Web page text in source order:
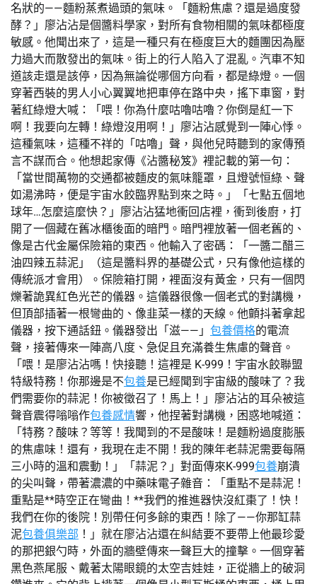
名狀的——麵粉蒸煮過頭的氣味。「麵粉焦慮？還是過度發
酵？」廖沾沾是個醬料學家，對所有食物相關的氣味都極度
敏感。他聞出來了，這是一種只有在極度巨大的麵團因為壓
力過大而散發出的氣味。街上的行人陷入了混亂。汽車不知
道該走還是該停，因為無論從哪個方向看，都是綠燈。一個
穿著西裝的男人小心翼翼地把車停在路中央，搖下車窗，對
著紅綠燈大喊：「喂！你為什麼咕嚕咕嚕？你倒是紅一下
啊！我要向左轉！綠燈沒用啊！」廖沾沾感覺到一陣心悸。
這種氣味，這種不祥的「咕嚕」聲，與他兒時聽到的家傳預
言不謀而合。他想起家傳《沾醬秘笈》裡記載的第一句：
「當世間萬物的交通都被麵皮的氣味籠罩，且燈號恒綠、聲
如湯沸時，便是宇宙水餃臨界點到來之時。」「七點五個地
球年…怎麼這麼快？」廖沾沾猛地衝回店裡，衝到後廚，打
開了一個藏在舊冰櫃後面的暗門。暗門裡放著一個老舊的、
像是古代金屬保險箱的東西。他輸入了密碼：「一醬二醋三
油四辣五蒜泥」（這是醬料界的基礎公式，只有像他這樣的
傳統派才會用）。保險箱打開，裡面沒有黃金，只有一個閃
爍著詭異紅色光芒的儀器。這儀器很像一個老式的對講機，
但頂部插著一根彎曲的、像韭菜一樣的天線。他顫抖著拿起
儀器，按下通話鈕。儀器發出「滋——」 包養價格的電流
聲，接著傳來一陣高八度、急促且充滿養生焦慮的聲音。
「喂！是廖沾沾嗎！快接聽！這裡是 K-999！宇宙水餃聯盟
特級特務！你那邊是不包養是已經聞到宇宙級的酸味了？我
們需要你的蒜泥！你被徵召了！馬上！」廖沾沾的耳朵被這
聲音震得嗡嗡作包養感情響，他捏著對講機，困惑地喊道：
「特務？酸味？等等！我聞到的不是酸味！是麵粉過度膨脹
的焦慮味！還有，我現在走不開！我的陳年老蒜泥需要每隔
三小時的溫和震動！」「蒜泥？」對面傳來K-999包養崩潰
的尖叫聲，帶著濃濃的中藥味電子雜音：「重點不是蒜泥！
重點是**時空正在彎曲！**我們的推進器快沒紅棗了！快！
我們在你的後院！別帶任何多餘的東西！除了——你那缸蒜
泥包養俱樂部 ！」就在廖沾沾還在糾結要不要帶上他最珍愛
的那把銀勺時，外面的牆壁傳來一聲巨大的撞擊。一個穿著
黑色燕尾服、戴著太陽眼鏡的太空吉娃娃，正從牆上的破洞